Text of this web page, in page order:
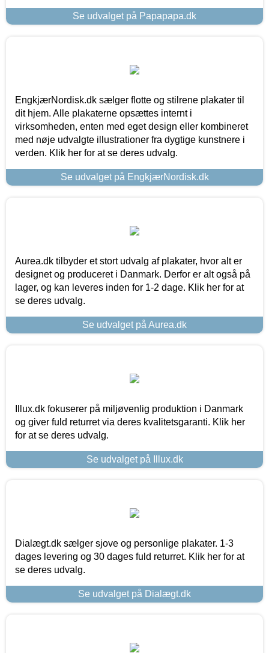
Se udvalget på Papapapa.dk
EngkjærNordisk.dk sælger flotte og stilrene plakater til
dit hjem. Alle plakaterne opsættes internt i
virksomheden, enten med eget design eller kombineret
med nøje udvalgte illustrationer fra dygtige kunstnere i
verden. Klik her for at se deres udvalg.
Se udvalget på EngkjærNordisk.dk
Aurea.dk tilbyder et stort udvalg af plakater, hvor alt er
designet og produceret i Danmark. Derfor er alt også på
lager, og kan leveres inden for 1-2 dage. Klik her for at
se deres udvalg.
Se udvalget på Aurea.dk
Illux.dk fokuserer på miljøvenlig produktion i Danmark
og giver fuld returret via deres kvalitetsgaranti. Klik her
for at se deres udvalg.
Se udvalget på Illux.dk
Dialægt.dk sælger sjove og personlige plakater. 1-3
dages levering og 30 dages fuld returret. Klik her for at
se deres udvalg.
Se udvalget på Dialægt.dk